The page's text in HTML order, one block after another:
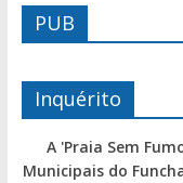
PUB
Inquérito
A 'Praia Sem
Municipais do